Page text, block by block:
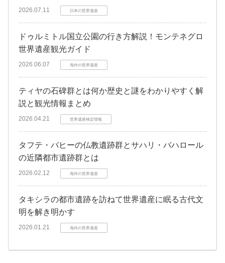
2026.07.11 日本の世界遺産
ドゥルミトル国立公園の行き方解説！モンテネグロ
世界遺産観光ガイド
2026.06.07 海外の世界遺産
ティヤの石碑群とは何か歴史と謎をわかりやすく解
説と観光情報まとめ
2026.04.21 世界遺産検定情報
タフテ・バヒーの仏教遺跡群とサハリ・バハロール
の近隣都市遺跡群とは
2026.02.12 海外の世界遺産
タキシラの都市遺跡を訪ねて世界遺産に眠る古代文
明を解き明かす
2026.01.21 海外の世界遺産